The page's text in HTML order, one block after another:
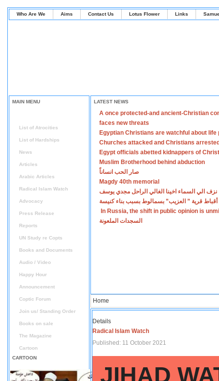
Who Are We Aims Contact Us Lotus Flower Links
MAIN MENU
List of Atrocities
List of Hardships
News
Articles
Arabic Articles
Radical Islam Watch
Advocacy
Press Release
Reports
UN Study re Copts
Books and Documents
Audio / Video
Happy Hour
Announcement
Coptic Forum
Join us/ Standing Order
Books on sale
The Magazine
Cartoon
CARTOON
LATEST NEWS
A once protected-and ancient-Christian
faces new threats
Egyptian Christians are watchful about life
Churches attacked and Christians
Egypt officials abetted kidnappers of
Muslim Brotherhood behind abduction
صار الحب انساناً
Magdy 40th memorial
نزف الي السماء اخينا الغالي الراحل مجدي يوسف
أقباط قرية ” العزيب” بسمالوط بسبب بناء كنيسة
In Russia, the shift in public opinion is
السجدات الملعونة
Home
Details
Radical Islam Watch
Published: 11 October 2021
JIHAD